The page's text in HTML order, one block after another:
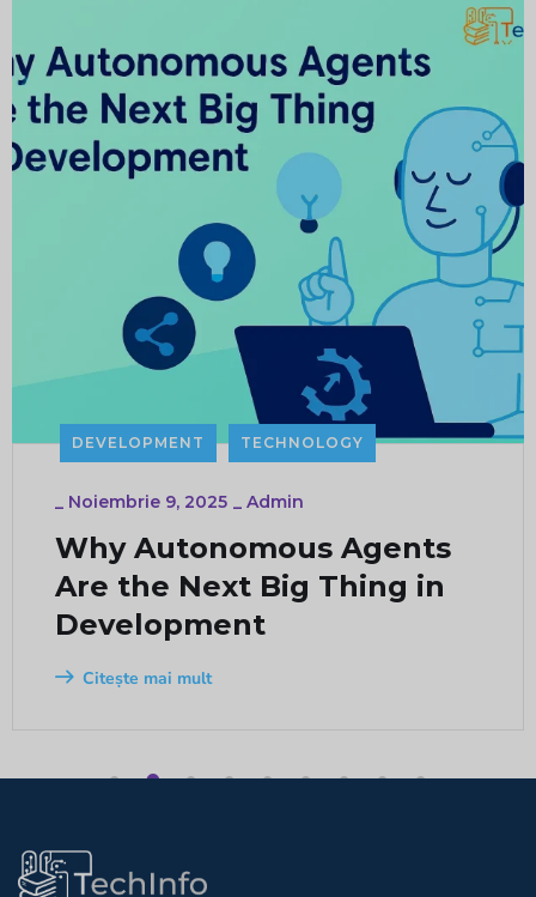
DEVELOPMENT TECHNOLOGY
_ Noiembrie 9, 2025 _ Admin
Why Autonomous Agents
Are the Next Big Thing in
Development
Citește mai mult
1 2 3 4 5 6 7 8 9